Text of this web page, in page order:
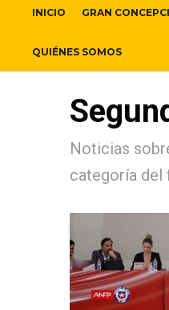
INICIO GRAN
QUIÉNES SOMOS
Noticias
categoría del